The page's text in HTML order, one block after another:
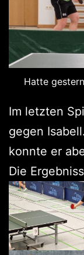
Hatte
Im letzten
gegen
konnte er
Die